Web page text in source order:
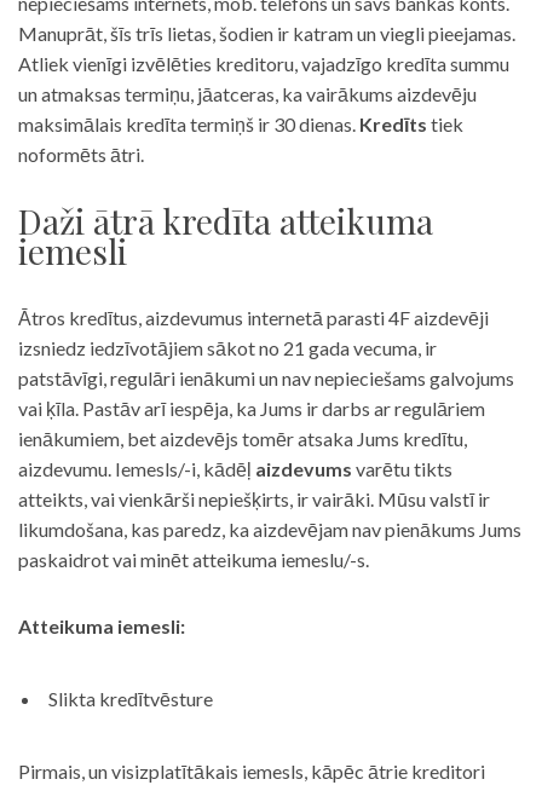
Manuprāt, šīs trīs lietas, šodien ir katram un viegli pieejamas.
Atliek vienīgi izvēlēties kreditoru, vajadzīgo kredīta summu
un atmaksas termiņu, jāatceras, ka vairākums aizdevēju
maksimālais kredīta termiņš ir 30 dienas. Kredīts tiek
noformēts ātri.
Daži ātrā kredīta atteikuma
iemesli
Ātros kredītus, aizdevumus internetā parasti 4F aizdevēji
izsniedz iedzīvotājiem sākot no 21 gada vecuma, ir
patstāvīgi, regulāri ienākumi un nav nepieciešams galvojums
vai ķīla. Pastāv arī iespēja, ka Jums ir darbs ar regulāriem
ienākumiem, bet aizdevējs tomēr atsaka Jums kredītu,
aizdevumu. Iemesls/-i, kādēļ aizdevums varētu tikts
atteikts, vai vienkārši nepiešķirts, ir vairāki. Mūsu valstī ir
likumdošana, kas paredz, ka aizdevējam nav pienākums Jums
paskaidrot vai minēt atteikuma iemeslu/-s.
Atteikuma iemesli:
Slikta kredītvēsture
Pirmais, un visizplatītākais iemesls, kāpēc ātrie kreditori